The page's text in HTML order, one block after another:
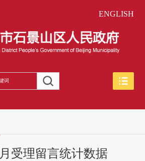
ENGLISH
受理留言统计数据